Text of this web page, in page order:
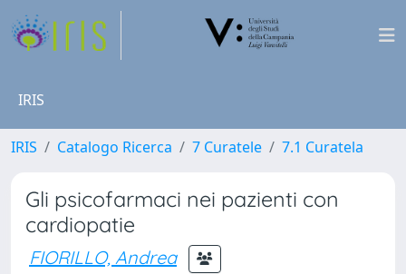
IRIS
IRIS Catalogo Ricerca 7 Curatele 7.1 Curatela
Gli psicofarmaci nei pazienti con
cardiopatie
FIORILLO, Andrea